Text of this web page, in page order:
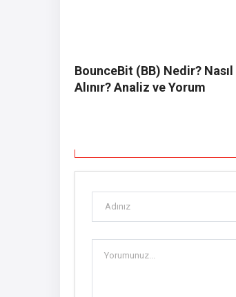
BounceBit (BB) Nedir? Nasıl
Alınır? Analiz ve Yorum